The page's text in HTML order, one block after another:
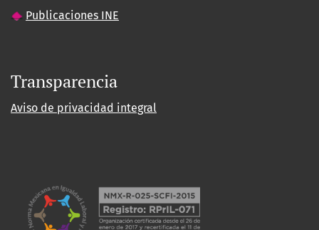
Publicaciones INE
Transparencia
Aviso de privacidad integral